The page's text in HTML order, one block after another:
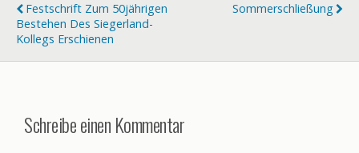
Festschrift Zum 50jährigen
Bestehen Des Siegerland-
Kollegs Erschienen
Sommerschließung
Schreibe einen Kommentar